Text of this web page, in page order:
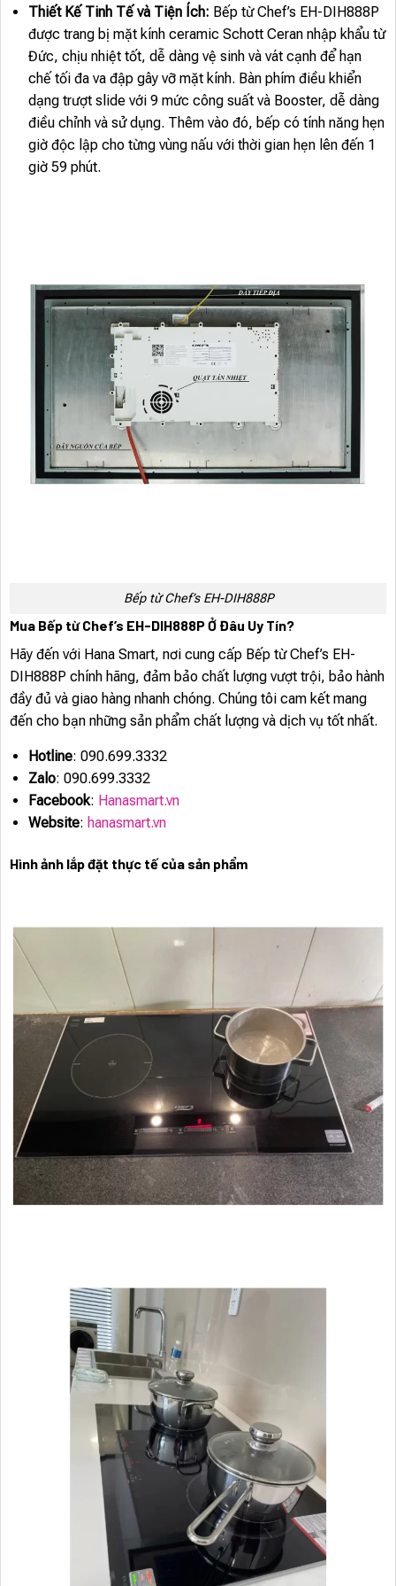
Thiết Kế Tinh Tế và Tiện Ích: Bếp từ Chef’s EH-DIH888P
được trang bị mặt kính ceramic Schott Ceran nhập khẩu từ
Đức, chịu nhiệt tốt, dễ dàng vệ sinh và vát cạnh để hạn
chế tối đa va đập gây vỡ mặt kính. Bàn phím điều khiển
dạng trượt slide với 9 mức công suất và Booster, dễ dàng
điều chỉnh và sử dụng. Thêm vào đó, bếp có tính năng hẹn
giờ độc lập cho từng vùng nấu với thời gian hẹn lên đến 1
giờ 59 phút.
Bếp từ Chef’s EH-DIH888P
Mua Bếp từ Chef’s EH-DIH888P Ở Đâu Uy Tín?
Hãy đến với Hana Smart, nơi cung cấp Bếp từ Chef’s EH-
DIH888P chính hãng, đảm bảo chất lượng vượt trội, bảo hành
đầy đủ và giao hàng nhanh chóng. Chúng tôi cam kết mang
đến cho bạn những sản phẩm chất lượng và dịch vụ tốt nhất.
Hotline: 090.699.3332
Zalo: 090.699.3332
Facebook: Hanasmart.vn
Website: hanasmart.vn
Hình ảnh lắp đặt thực tế của sản phẩm